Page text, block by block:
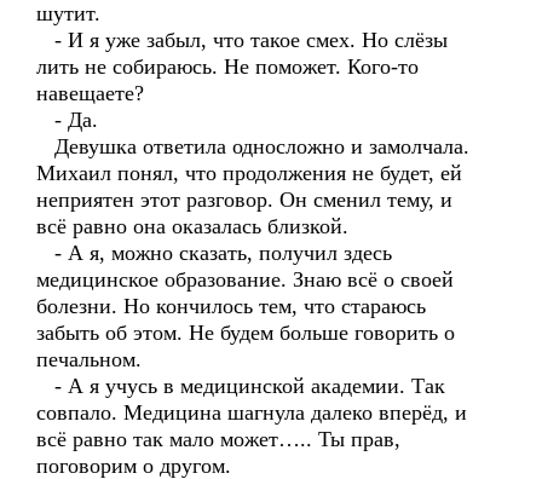
шутит.
- И я уже забыл, что такое смех. Но слёзы
лить не собираюсь. Не поможет. Кого-то
навещаете?
- Да.
Девушка ответила односложно и замолчала.
Михаил понял, что продолжения не будет, ей
неприятен этот разговор. Он сменил тему, и
всё равно она оказалась близкой.
- А я, можно сказать, получил здесь
медицинское образование. Знаю всё о своей
болезни. Но кончилось тем, что стараюсь
забыть об этом. Не будем больше говорить о
печальном.
- А я учусь в медицинской академии. Так
совпало. Медицина шагнула далеко вперёд, и
всё равно так мало может….. Ты прав,
поговорим о другом.